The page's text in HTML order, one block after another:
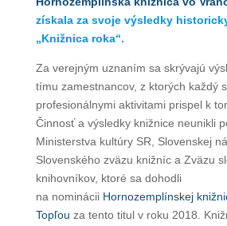
získala za svoje výsledky
„Knižnica roka“.
Za verejným uznaním sa skrývajú
tímu zamestnancov, z ktorých každý
profesionálnymi aktivitami prispel k
Činnosť a výsledky knižnice neunikli
Ministerstva kultúry SR, Slovenskej
Slovenského zväzu knižníc a Zväzu
knihovníkov, ktoré sa dohodli
na nominácii Hornozemplínskej
Topľou za tento titul v roku 2018.